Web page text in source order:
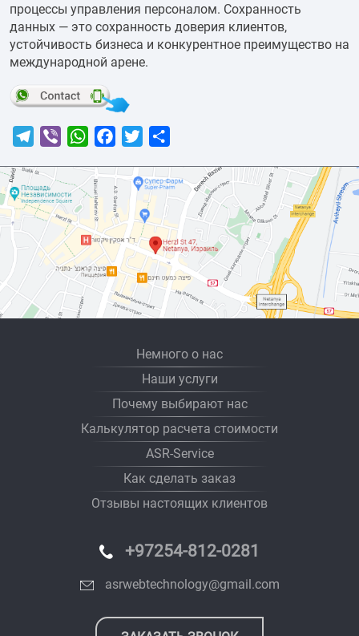
процессы управления персоналом. Сохранность
данных — это сохранность доверия клиентов,
устойчивость бизнеса и конкурентное преимущество на
международной арене.
Telegram
Viber WhatsAppFacebook
Twitter
Немного о нас
Наши услуги
Почему выбирают нас
Калькулятор расчета стоимости
ASR-Service
Как сделать заказ
Отзывы настоящих клиентов
+97254-812-0281
asrwebtechnology@gmail.com